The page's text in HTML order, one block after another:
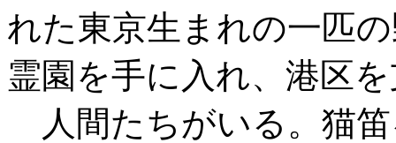
れた東京生まれの一匹
霊園を手に入れ、港区
人間たちがいる。猫